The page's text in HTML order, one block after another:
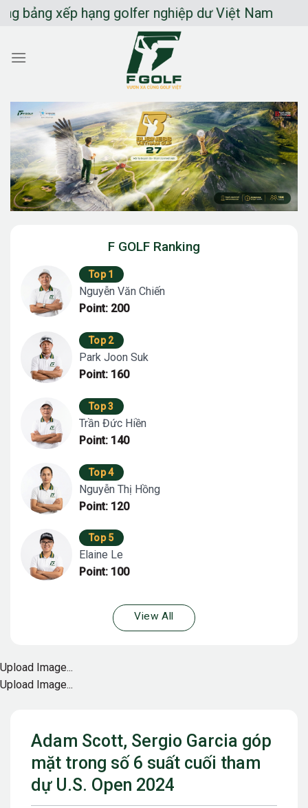
Chuyển
dung
xếp hạng golfer nghiệp dư Việt Nam
Adam Scott, Sergio Garcia góp
mặt trong số 6 suất cuối tham
dự U.S. Open 2024
F GOLF Ranking
Top 1
Nguyễn Văn Chiến
Point: 200
Top 2
Park Joon Suk
Point: 160
Top 3
Trần Đức Hiền
Point: 140
Top 4
Nguyễn Thị Hồng
Point: 120
Top 5
Elaine Le
Point: 100
View All
Upload Image...
Upload Image...